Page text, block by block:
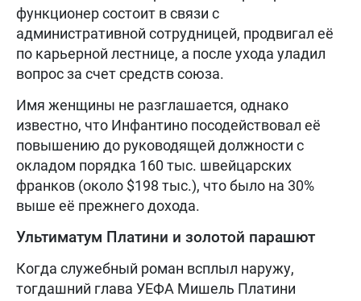
функционер состоит в связи с
административной сотрудницей, продвигал её
по карьерной лестнице, а после ухода уладил
вопрос за счет средств союза.
Имя женщины не разглашается, однако
известно, что Инфантино посодействовал её
повышению до руководящей должности с
окладом порядка 160 тыс. швейцарских
франков (около $198 тыс.), что было на 30%
выше её прежнего дохода.
Ультиматум Платини и золотой парашют
Когда служебный роман всплыл наружу,
тогдашний глава УЕФА Мишель Платини